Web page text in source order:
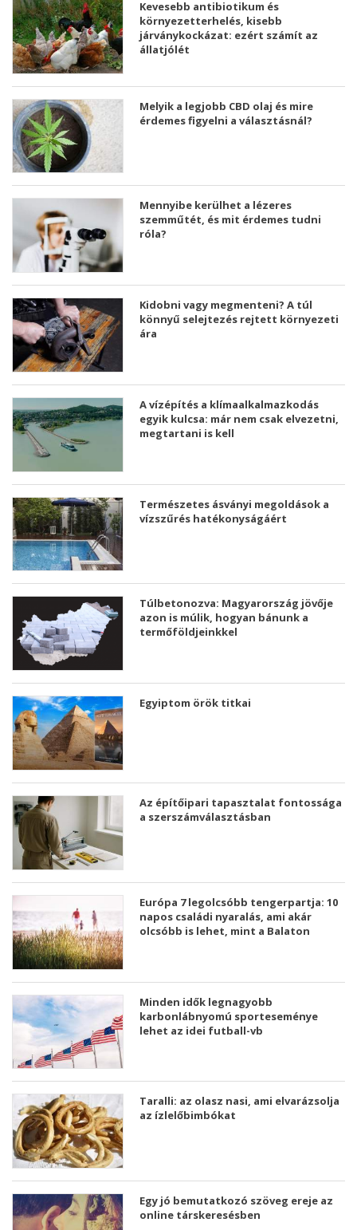
Kevesebb antibiotikum és
környezetterhelés, kisebb
járványkockázat: ezért számít az
állatjólét
Melyik a legjobb CBD olaj és mire
érdemes figyelni a választásnál?
Mennyibe kerülhet a lézeres
szemműtét, és mit érdemes tudni
róla?
Kidobni vagy megmenteni? A túl
könnyű selejtezés rejtett környezeti
ára
A vízépítés a klímaalkalmazkodás
egyik kulcsa: már nem csak elvezetni,
megtartani is kell
Természetes ásványi megoldások a
vízszűrés hatékonyságáért
Túlbetonozva: Magyarország jövője
azon is múlik, hogyan bánunk a
termőföldjeinkkel
Egyiptom örök titkai
Az építőipari tapasztalat fontossága
a szerszámválasztásban
Európa 7 legolcsóbb tengerpartja: 10
napos családi nyaralás, ami akár
olcsóbb is lehet, mint a Balaton
Minden idők legnagyobb
karbonlábnyomú sporteseménye
lehet az idei futball-vb
Taralli: az olasz nasi, ami elvarázsolja
az ízlelőbimbókat
Egy jó bemutatkozó szöveg ereje az
online társkeresésben